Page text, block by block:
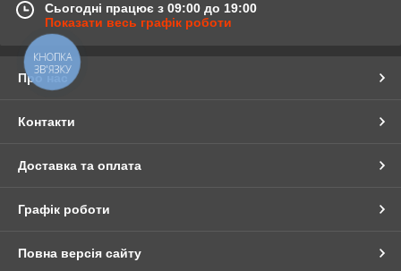
Сьогодні працює з 09:00 до 19:00
Показати весь графік роботи
Про нас
Контакти
Доставка та оплата
Графік роботи
Повна версія сайту
КНОПКА
ЗВ'ЯЗКУ